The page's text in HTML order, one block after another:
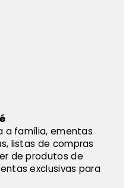
a família, ementas
listas de compras
de produtos de
exclusivas para